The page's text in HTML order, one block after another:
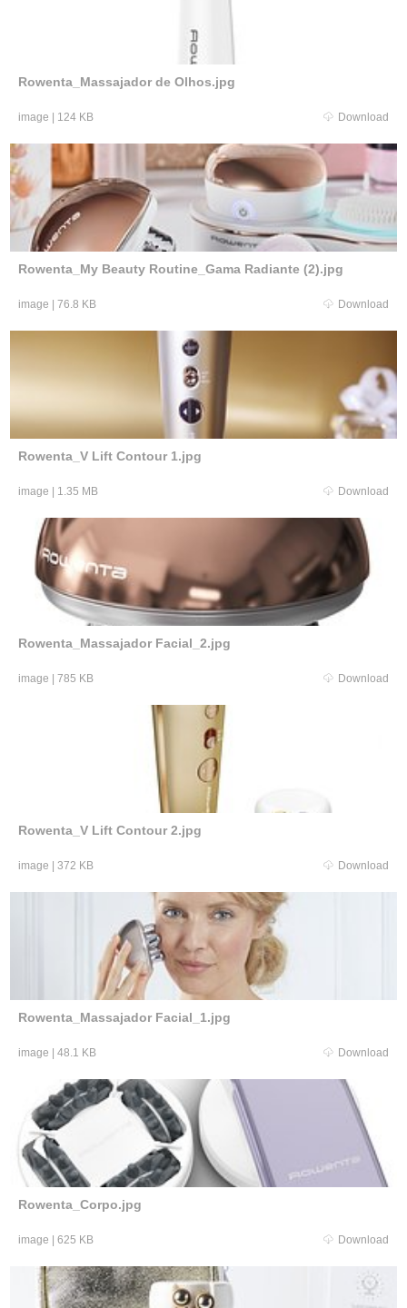
Rowenta_Massajador de Olhos.jpg
image | 124 KB Download
Rowenta_My Beauty Routine_Gama Radiante (2).jpg
image | 76.8 KB Download
Rowenta_V Lift Contour 1.jpg
image | 1.35 MB Download
Rowenta_Massajador Facial_2.jpg
image | 785 KB Download
Rowenta_V Lift Contour 2.jpg
image | 372 KB Download
Rowenta_Massajador Facial_1.jpg
image | 48.1 KB Download
Rowenta_Corpo.jpg
image | 625 KB Download